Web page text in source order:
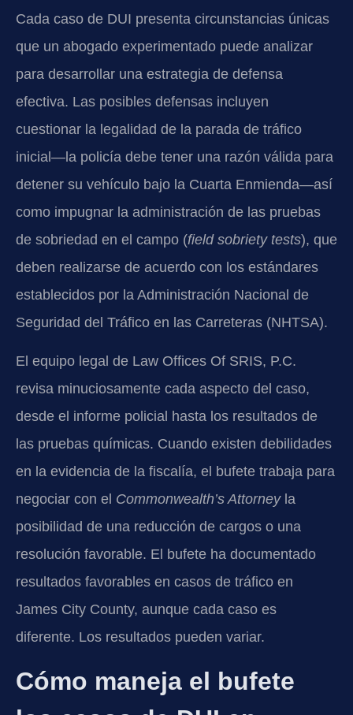
Cada caso de DUI presenta circunstancias únicas
que un abogado experimentado puede analizar
para desarrollar una estrategia de defensa
efectiva. Las posibles defensas incluyen
cuestionar la legalidad de la parada de tráfico
inicial—la policía debe tener una razón válida para
detener su vehículo bajo la Cuarta Enmienda—así
como impugnar la administración de las pruebas
de sobriedad en el campo (field sobriety tests), que
deben realizarse de acuerdo con los estándares
establecidos por la Administración Nacional de
Seguridad del Tráfico en las Carreteras (NHTSA).
El equipo legal de Law Offices Of SRIS, P.C.
revisa minuciosamente cada aspecto del caso,
desde el informe policial hasta los resultados de
las pruebas químicas. Cuando existen debilidades
en la evidencia de la fiscalía, el bufete trabaja para
negociar con el Commonwealth’s Attorneyla
posibilidad de una reducción de cargos o una
resolución favorable. El bufete ha documentado
resultados favorables en casos de tráfico en
James City County, aunque cada caso es
diferente. Los resultados pueden variar.
Cómo maneja el bufete